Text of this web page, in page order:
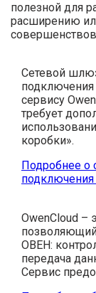
полезной для
расширению
Сетевой
сервису
требует
коробки».
Подробнее
подключения
OwenCloud –
ОВЕН:
передача
Сервис